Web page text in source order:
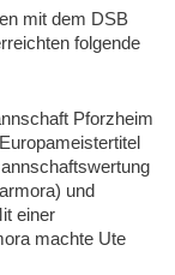
mit dem DSB
folgende
Pforzheim
und
einer
machte Ute